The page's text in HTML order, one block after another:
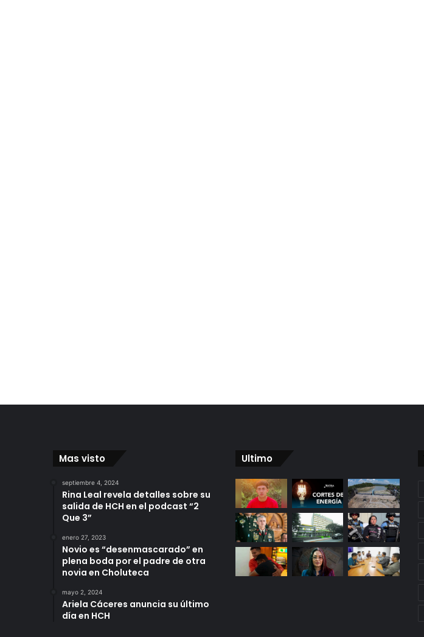
Mas visto
septiembre 4, 2024
Rina Leal revela detalles sobre su
salida de HCH en el podcast “2
Que 3”
enero 27, 2023
Novio es “desenmascarado” en
plena boda por el padre de otra
novia en Choluteca
mayo 2, 2024
Ariela Cáceres anuncia su último
día en HCH
Ultimo